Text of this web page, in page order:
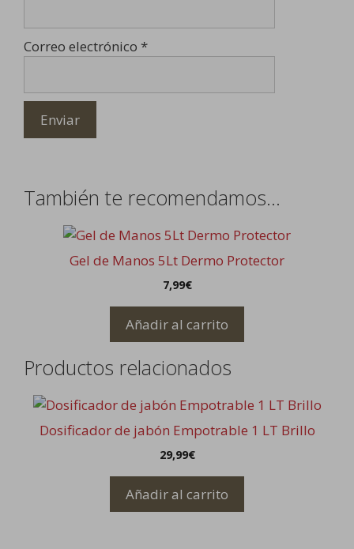
Correo electrónico *
También te recomendamos…
Gel de Manos 5Lt Dermo Protector
7,99€
Añadir al carrito
Productos relacionados
Dosificador de jabón Empotrable 1 LT Brillo
29,99€
Añadir al carrito